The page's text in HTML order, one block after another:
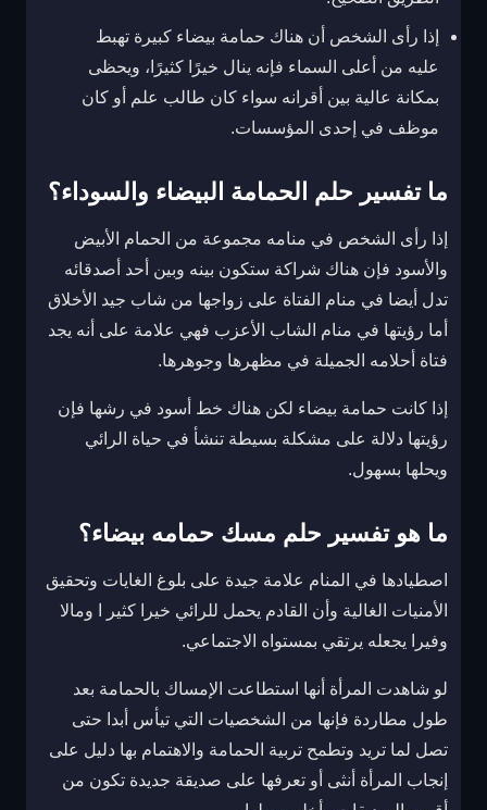
إذا رأى الشخص أن هناك حمامة بيضاء كبيرة تهبط
عليه من أعلى السماء فإنه ينال خيرًا كثيرًا، ويحظى
بمكانة عالية بين أقرانه سواء كان طالب علم أو كان
موظف في إحدى المؤسسات.
ما تفسير حلم الحمامة البيضاء والسوداء؟
إذا رأى الشخص في منامه مجموعة من الحمام الأبيض
والأسود فإن هناك شراكة ستكون بينه وبين أحد أصدقائه
تدل أيضا في منام الفتاة على زواجها من شاب جيد الأخلاق
أما رؤيتها في منام الشاب الأعزب فهي علامة على أنه يجد
فتاة أحلامه الجميلة في مظهرها وجوهرها.
إذا كانت حمامة بيضاء لكن هناك خط أسود في رشها فإن
رؤيتها دلالة على مشكلة بسيطة تنشأ في حياة الرائي
ويحلها بسهول.
ما هو تفسير حلم مسك حمامه بيضاء؟
اصطيادها في المنام علامة جيدة على بلوغ الغايات وتحقيق
الأمنيات الغالية وأن القادم يحمل للرائي خيرا كثير ا ومالا
وفيرا يجعله يرتقي بمستواه الاجتماعي.
لو شاهدت المرأة أنها استطاعت الإمساك بالحمامة بعد
طول مطاردة فإنها من الشخصيات التي تيأس أبدا حتى
تصل لما تريد وتطمح تربية الحمامة والاهتمام بها دليل على
إنجاب المرأة أنثى أو تعرفها على صديقة جديدة تكون من